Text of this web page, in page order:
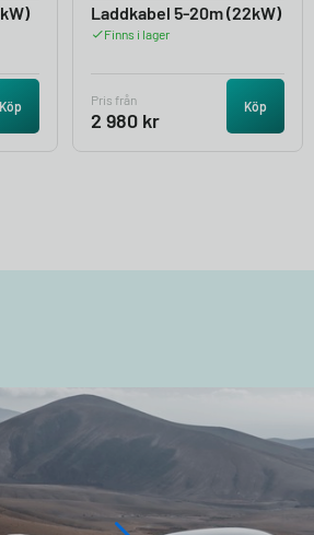
Köp
Laddkabel 5-20m (22kW)
Finns i lager
Pris från
2 980 kr
Köp